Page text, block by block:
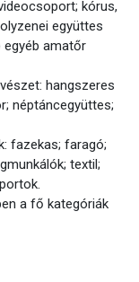
kórus,
együttes
egyéb amatőr
hangszeres
néptáncegyüttes;
fazekas; faragó;
textil;
a fő kategóriák